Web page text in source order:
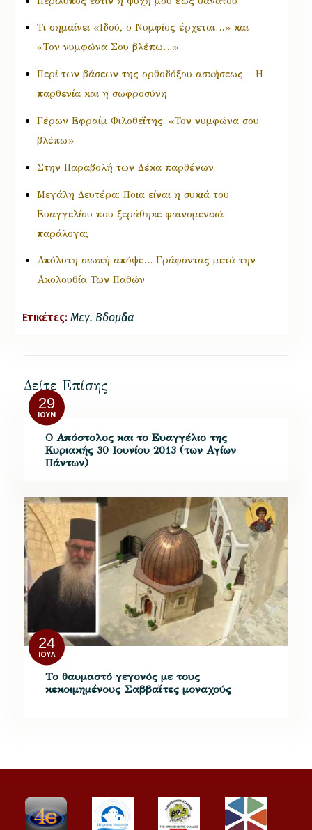
Τι σημαίνει «Ιδού, ο Νυμφίος έρχεται…» και
«Τον νυμφώνα Σου βλέπω…»
Περί των βάσεων της ορθοδόξου ασκήσεως – Η
παρθενία και η σωφροσύνη
Γέρων Εφραίμ Φιλοθεΐτης: «Τον νυμφώνα σου
βλέπω»
Στην Παραβολή των Δέκα παρθένων
Μεγάλη Δευτέρα: Ποια είναι η συκιά του
Ευαγγελίου που ξεράθηκε φαινομενικά
παράλογα;
Απόλυτη σιωπή απόψε… Γράφοντας μετά την
Ακολουθία Των Παθών
Ετικέτες: Μεγ. Βδομἀδα
Δείτε Επίσης
29
ΙΟΎΝ
Ο Απόστολος και το Ευαγγέλιο της
Κυριακής 30 Ιουνίου 2013 (των Αγίων
Πάντων)
24
ΙΟΎΛ
Το θαυμαστό γεγονός με τους
κεκοιμημένους Σαββαΐτες μοναχούς